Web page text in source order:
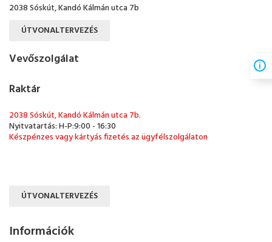
2038 Sóskút, Kandó Kálmán utca 7b
ÚTVONALTERVEZÉS
Vevőszolgálat
Raktár
2038 Sóskút, Kandó Kálmán utca 7b.
Nyitvatartás: H-P:9:00 - 16:30
Készpénzes vagy kártyás fizetés az ügyfélszolgálaton
ÚTVONALTERVEZÉS
Információk